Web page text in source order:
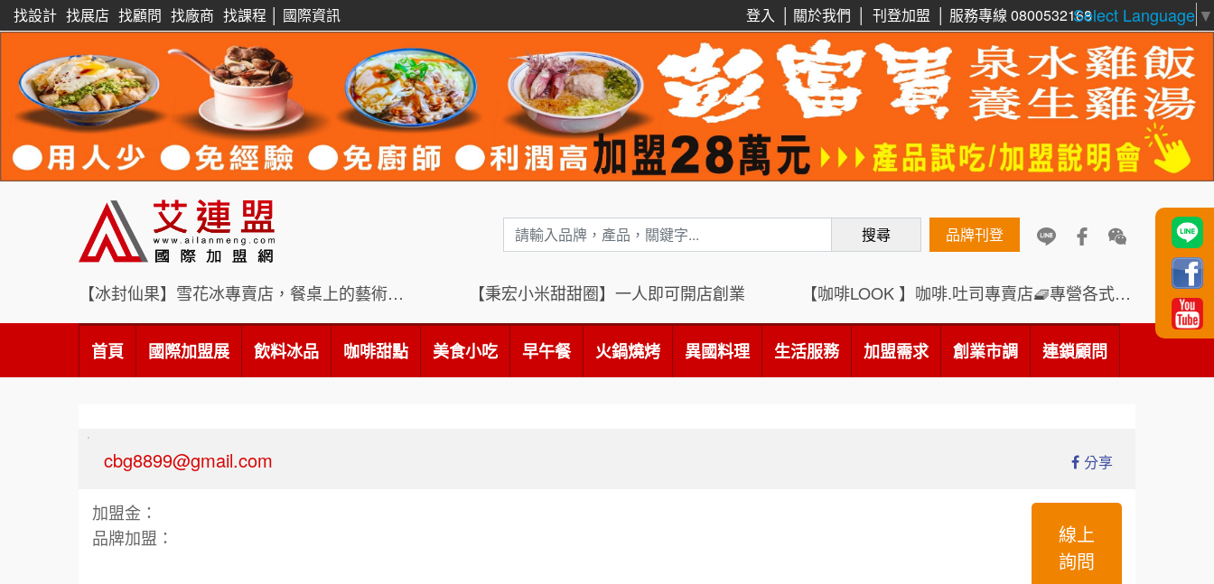
Select Language ▼
找設計 找展店 找顧問 找廠商 找課程 國際資訊 關於我們 刊登加盟 服務專線 0800532168
登入
搜尋 品牌刊登
【冰封仙果】雪花冰專賣店，餐桌上的藝術饗宴 【秉宏小米甜甜圈】一人即可開店創業 【咖啡LOOK 】咖啡.吐司專賣店🧇專營各式創意法式吐司
首頁 國際加盟展 飲料冰品 咖啡甜點 美食小吃 早午餐 火鍋燒烤 異國料理 生活服務 加盟需求 創業市調 連鎖顧問
cbg8899@gmail.com 分享
加盟金：
品牌加盟：
線上
詢問